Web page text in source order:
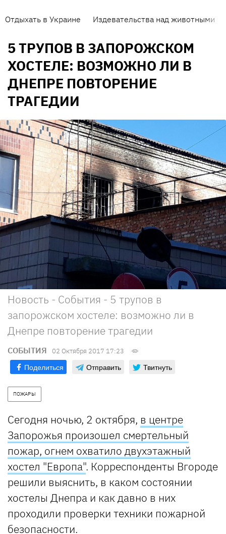
Отдыхать в Украине Издевательства над животными
5 ТРУПОВ В ЗАПОРОЖСКОМ
ХОСТЕЛЕ: ВОЗМОЖНО ЛИ В
ДНЕПРЕ ПОВТОРЕНИЕ
ТРАГЕДИИ
Новость - События - 5 трупов в
запорожском хостеле: возможно ли в
Днепре повторение трагедии
СОБЫТИЯ 02 Октября 2017 17:23
Поделиться Отправить Твитнуть
ПОЖАРЫ
Сегодня ночью, 2 октября, в центре
Запорожья произошел смертельный
пожар, огнем охватило двухэтажный
хостел "Европа". Корреспонденты Вгороде
решили выяснить, в каком состоянии
хостелы Днепра и как давно в них
проходили проверки техники пожарной
безопасности.